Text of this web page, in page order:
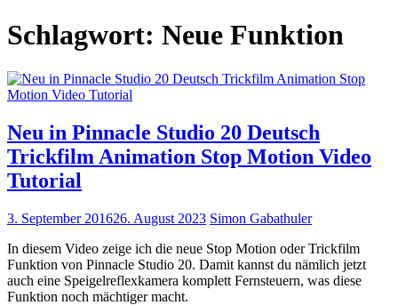
Schlagwort: Neue Funktion
Neu in Pinnacle Studio 20 Deutsch
Trickfilm Animation Stop Motion Video
Tutorial
3. September 201626. August 2023 Simon Gabathuler
In diesem Video zeige ich die neue Stop Motion oder Trickfilm
Funktion von Pinnacle Studio 20. Damit kannst du nämlich jetzt
auch eine Speigelreflexkamera komplett Fernsteuern, was diese
Funktion noch mächtiger macht.